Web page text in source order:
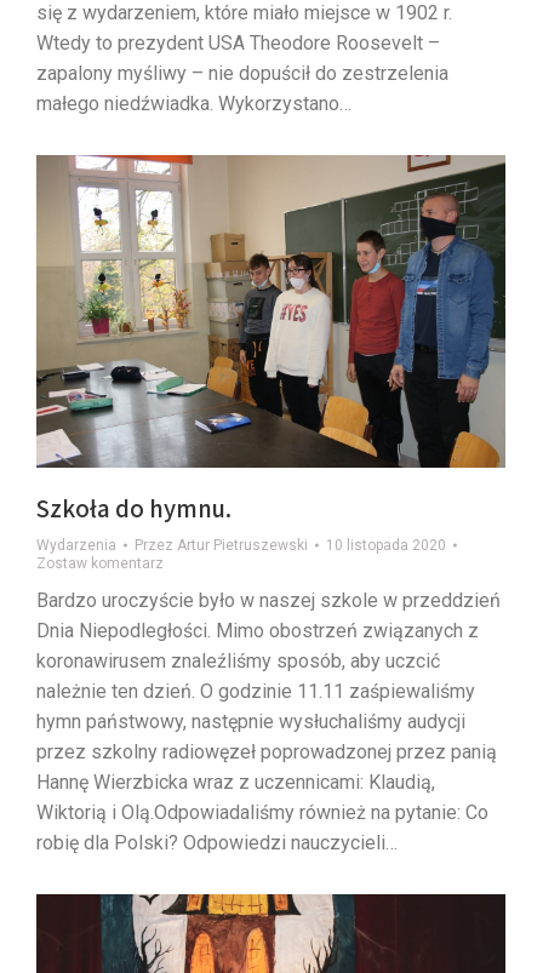
się z wydarzeniem, które miało miejsce w 1902 r.
Wtedy to prezydent USA Theodore Roosevelt –
zapalony myśliwy – nie dopuścił do zestrzelenia
małego niedźwiadka. Wykorzystano…
Szkoła do hymnu.
Wydarzenia Przez Artur Pietruszewski
10 listopada 2020
Zostaw komentarz
Bardzo uroczyście było w naszej szkole w przeddzień
Dnia Niepodległości. Mimo obostrzeń związanych z
koronawirusem znaleźliśmy sposób, aby uczcić
należnie ten dzień. O godzinie 11.11 zaśpiewaliśmy
hymn państwowy, następnie wysłuchaliśmy audycji
przez szkolny radiowęzeł poprowadzonej przez panią
Hannę Wierzbicka wraz z uczennicami: Klaudią,
Wiktorią i Olą.Odpowiadaliśmy również na pytanie: Co
robię dla Polski? Odpowiedzi nauczycieli…